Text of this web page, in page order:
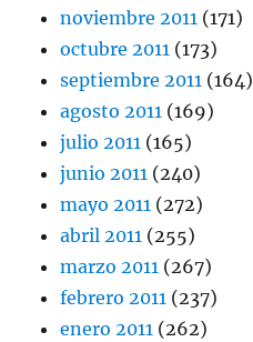
noviembre 2011 (171)
octubre 2011 (173)
septiembre 2011 (164)
agosto 2011 (169)
julio 2011 (165)
junio 2011 (240)
mayo 2011 (272)
abril 2011 (255)
marzo 2011 (267)
febrero 2011 (237)
enero 2011 (262)